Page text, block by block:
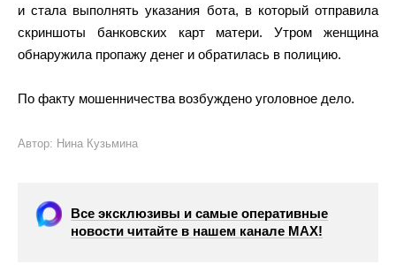
и стала выполнять указания бота, в который отправила
скриншоты банковских карт матери. Утром женщина
обнаружила пропажу денег и обратилась в полицию.
По факту мошенничества возбуждено уголовное дело.
Автор: Нина Кузьмина
Все эксклюзивы и самые оперативные
новости читайте в нашем канале МАХ!